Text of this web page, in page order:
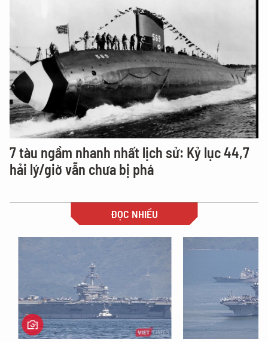
7 tàu ngầm nhanh nhất lịch sử: Kỷ lục 44,7
hải lý/giờ vẫn chưa bị phá
ĐỌC NHIỀU